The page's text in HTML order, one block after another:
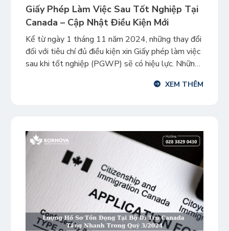
Giấy Phép Làm Việc Sau Tốt Nghiệp Tại
Canada – Cập Nhật Điều Kiện Mới
Kể từ ngày 1 tháng 11 năm 2024, những thay đổi
đối với tiêu chí đủ điều kiện xin Giấy phép làm việc
sau khi tốt nghiệp (PGWP) sẽ có hiệu lực. Những
tế có kế hoạch ở lại và làm việc tại Canada […]XEM THÊM